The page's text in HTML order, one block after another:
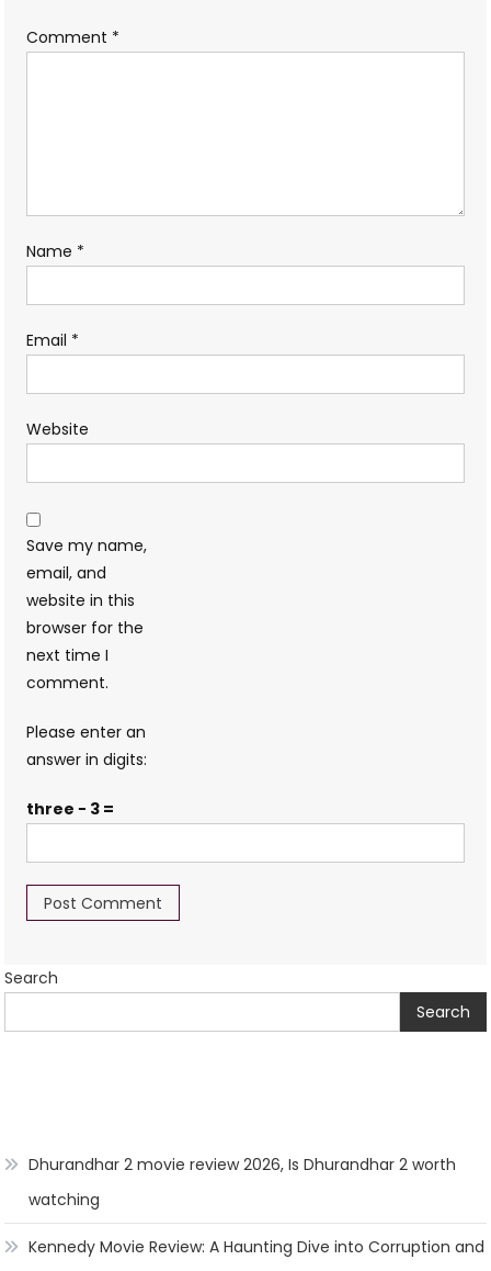
Comment *
Name *
Email *
Website
Save my name,
email, and
website in this
browser for the
next time I
comment.
Please enter an
answer in digits:
three − 3 =
Search
Search
Dhurandhar 2 movie review 2026, Is Dhurandhar 2 worth
watching
Kennedy Movie Review: A Haunting Dive into Corruption and